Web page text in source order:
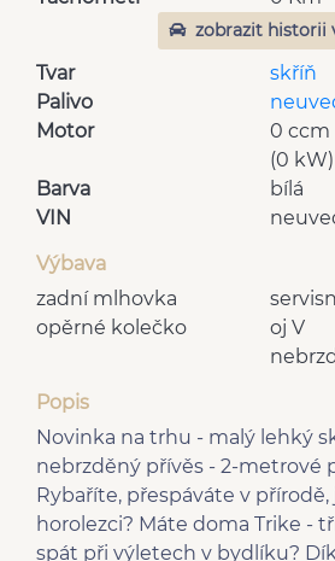
zobrazit historii
Tvar
skříň
Palivo
Motor
0 ccm
(0 kW)
Barva
bílá
VIN
Výbava
zadní mlhovka
oj V
opěrné kolečko
Popis
Novinka na trhu - malý lehký
nebrzděný přívěs - 2-metrové
Rybaříte, přespáváte v
horolezci? Máte doma Trike -
spát při výletech v bydlíku?